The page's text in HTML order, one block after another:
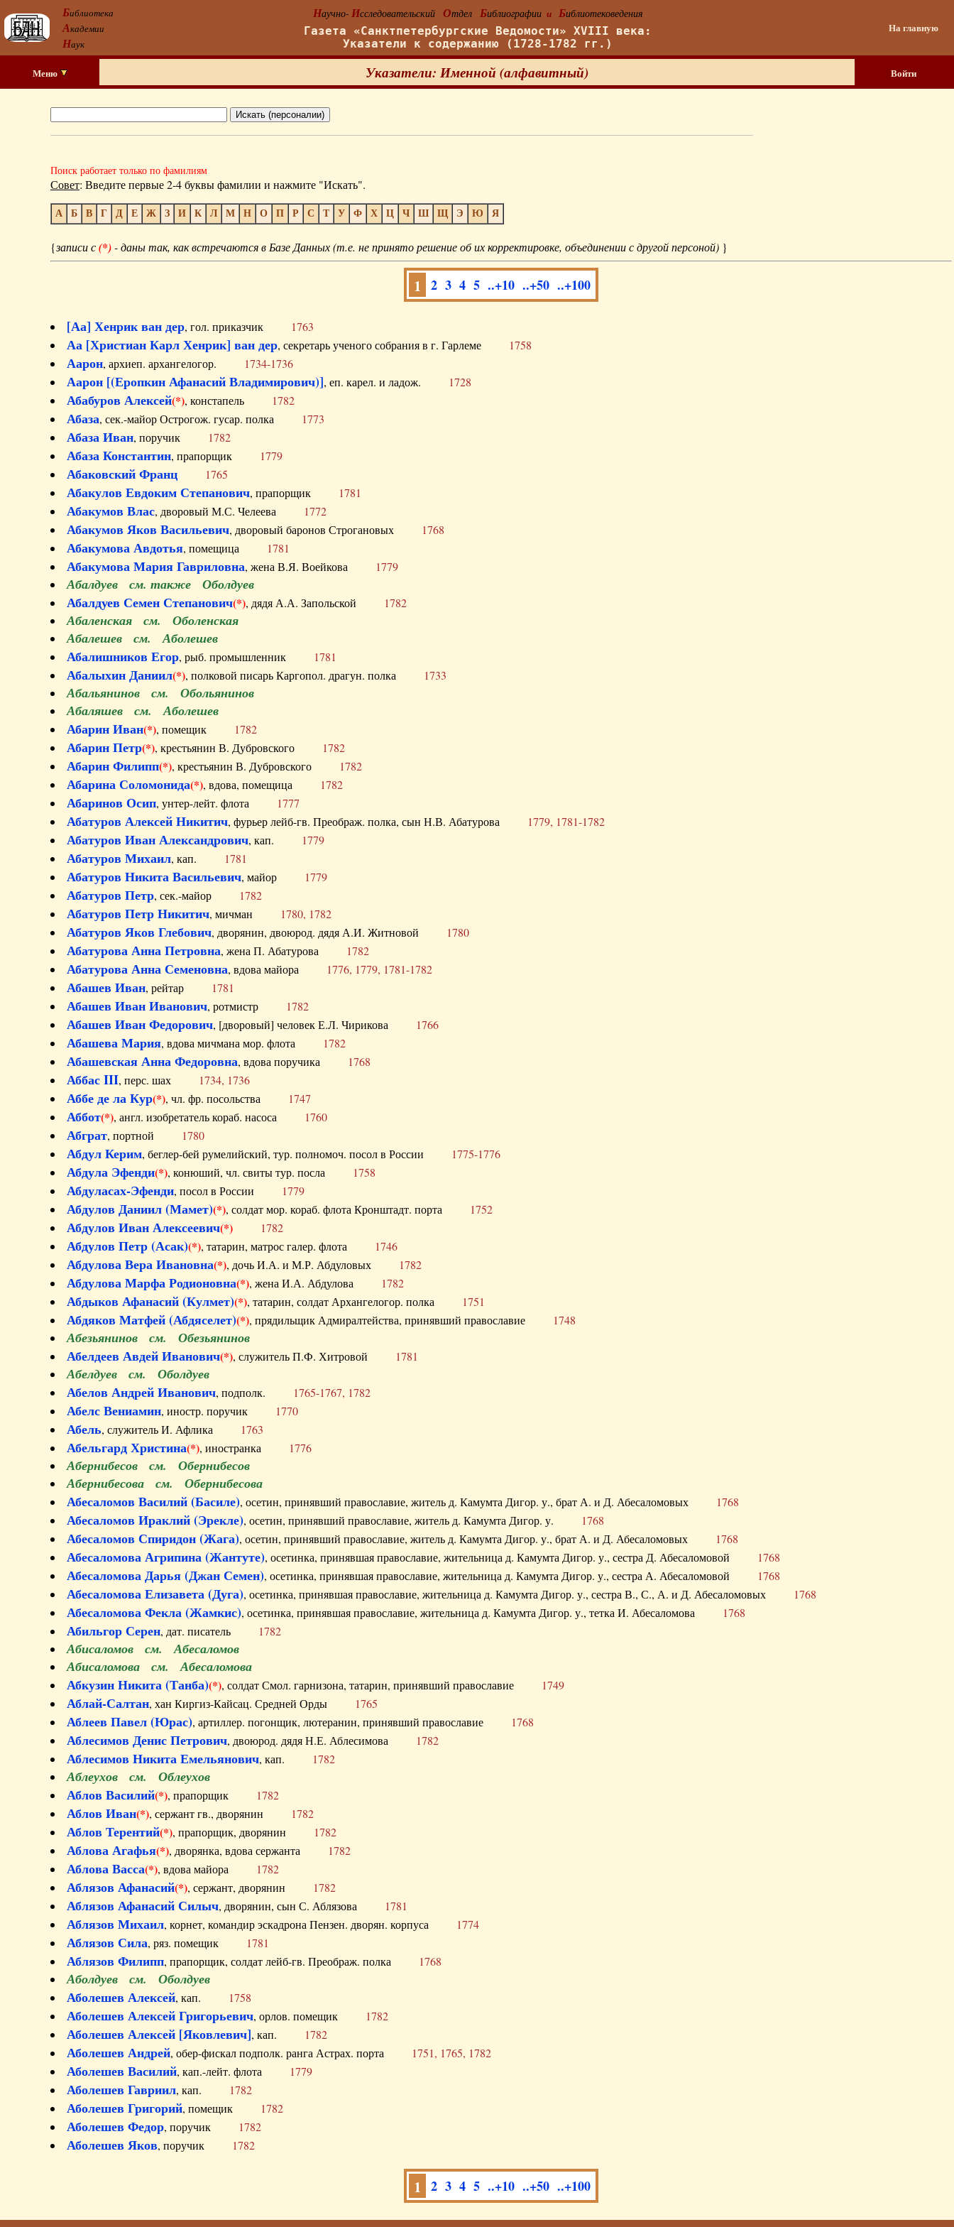
Библиотека
Академии
Наук
Научно- Исследовательский Отдел Библиографии и Библиотековедения
Газета «Санктпетербургские Ведомости» XVIII века:
Указатели к содержанию (1728-1782 гг.)
На главную
Меню Указатели: Именной (алфавитный) Войти
Поиск работает только по фамилиям
Совет: Введите первые 2-4 буквы фамилии и нажмите "Искать".
А Б В Г Д Е Ж З И К Л М Н О П Р С Т У Ф Х Ц Ч Ш Щ Э Ю Я
{записи с(*)- даны так, как встречаются в Базе Данных (т.е. не принято решение об их корректировке, объединении с другой персоной) }
1 2 3 4 5 ..+10 ..+50 ..+100
[Аа] Хенрик ван дер, гол. приказчик 1763
Аа [Христиан Карл Хенрик] ван дер, секретарь ученого собрания в г. Гарлеме 1758
Аарон, архиеп. архангелогор. 1734-1736
Аарон [(Еропкин Афанасий Владимирович)], еп. карел. и ладож. 1728
Абабуров Алексей(*), констапель 1782
Абаза, сек.-майор Острогож. гусар. полка 1773
Абаза Иван, поручик 1782
Абаза Константин, прапорщик 1779
Абаковский Франц 1765
Абакулов Евдоким Степанович, прапорщик 1781
Абакумов Влас, дворовый М.С. Челеева 1772
Абакумов Яков Васильевич, дворовый баронов Строгановых 1768
Абакумова Авдотья, помещица 1781
Абакумова Мария Гавриловна, жена В.Я. Воейкова 1779
Абалдуев см. также Оболдуев
Абалдуев Семен Степанович(*), дядя А.А. Запольской 1782
Абаленская см. Оболенская
Абалешев см. Аболешев
Абалишников Егор, рыб. промышленник 1781
Абалыхин Даниил(*), полковой писарь Каргопол. драгун. полка 1733
Абальянинов см. Обольянинов
Абаляшев см. Аболешев
Абарин Иван(*), помещик 1782
Абарин Петр(*), крестьянин В. Дубровского 1782
Абарин Филипп(*), крестьянин В. Дубровского 1782
Абарина Соломонида(*), вдова, помещица 1782
Абаринов Осип, унтер-лейт. флота 1777
Абатуров Алексей Никитич, фурьер лейб-гв. Преображ. полка, сын Н.В. Абатурова 1779, 1781-1782
Абатуров Иван Александрович, кап. 1779
Абатуров Михаил, кап. 1781
Абатуров Никита Васильевич, майор 1779
Абатуров Петр, сек.-майор 1782
Абатуров Петр Никитич, мичман 1780, 1782
Абатуров Яков Глебович, дворянин, двоюрод. дядя А.И. Житновой 1780
Абатурова Анна Петровна, жена П. Абатурова 1782
Абатурова Анна Семеновна, вдова майора 1776, 1779, 1781-1782
Абашев Иван, рейтар 1781
Абашев Иван Иванович, ротмистр 1782
Абашев Иван Федорович, [дворовый] человек Е.Л. Чирикова 1766
Абашева Мария, вдова мичмана мор. флота 1782
Абашевская Анна Федоровна, вдова поручика 1768
Аббас III, перс. шах 1734, 1736
Аббе де ла Кур(*), чл. фр. посольства 1747
Аббот(*), англ. изобретатель кораб. насоса 1760
Абграт, портной 1780
Абдул Керим, беглер-бей румелийский, тур. полномоч. посол в России 1775-1776
Абдула Эфенди(*), конюший, чл. свиты тур. посла 1758
Абдуласах-Эфенди, посол в России 1779
Абдулов Даниил (Мамет)(*), солдат мор. кораб. флота Кронштадт. порта 1752
Абдулов Иван Алексеевич(*) 1782
Абдулов Петр (Асак)(*), татарин, матрос галер. флота 1746
Абдулова Вера Ивановна(*), дочь И.А. и М.Р. Абдуловых 1782
Абдулова Марфа Родионовна(*), жена И.А. Абдулова 1782
Абдыков Афанасий (Кулмет)(*), татарин, солдат Архангелогор. полка 1751
Абдяков Матфей (Абдяселет)(*), прядильщик Адмиралтейства, принявший православие 1748
Абезьянинов см. Обезьянинов
Абелдеев Авдей Иванович(*), служитель П.Ф. Хитровой 1781
Абелдуев см. Оболдуев
Абелов Андрей Иванович, подполк. 1765-1767, 1782
Абелс Вениамин, иностр. поручик 1770
Абель, служитель И. Афлика 1763
Абельгард Христина(*), иностранка 1776
Абернибесов см. Обернибесов
Абернибесова см. Обернибесова
Абесаломов Василий (Басиле), осетин, принявший православие, житель д. Камумта Дигор. у., брат А. и Д. Абесаломовых 1768
Абесаломов Ираклий (Эрекле), осетин, принявший православие, житель д. Камумта Дигор. у. 1768
Абесаломов Спиридон (Жага), осетин, принявший православие, житель д. Камумта Дигор. у., брат А. и Д. Абесаломовых 1768
Абесаломова Агрипина (Жантуте), осетинка, принявшая православие, жительница д. Камумта Дигор. у., сестра Д. Абесаломовой 1768
Абесаломова Дарья (Джан Семен), осетинка, принявшая православие, жительница д. Камумта Дигор. у., сестра А. Абесаломовой 1768
Абесаломова Елизавета (Дуга), осетинка, принявшая православие, жительница д. Камумта Дигор. у., сестра В., С., А. и Д. Абесаломовых 1768
Абесаломова Фекла (Жамкис), осетинка, принявшая православие, жительница д. Камумта Дигор. у., тетка И. Абесаломова 1768
Абильгор Серен, дат. писатель 1782
Абисаломов см. Абесаломов
Абисаломова см. Абесаломова
Абкузин Никита (Танба)(*), солдат Смол. гарнизона, татарин, принявший православие 1749
Аблай-Салтан, хан Киргиз-Кайсац. Средней Орды 1765
Аблеев Павел (Юрас), артиллер. погонщик, лютеранин, принявший православие 1768
Аблесимов Денис Петрович, двоюрод. дядя Н.Е. Аблесимова 1782
Аблесимов Никита Емельянович, кап. 1782
Аблеухов см. Облеухов
Аблов Василий(*), прапорщик 1782
Аблов Иван(*), сержант гв., дворянин 1782
Аблов Терентий(*), прапорщик, дворянин 1782
Аблова Агафья(*), дворянка, вдова сержанта 1782
Аблова Васса(*), вдова майора 1782
Аблязов Афанасий(*), сержант, дворянин 1782
Аблязов Афанасий Силыч, дворянин, сын С. Аблязова 1781
Аблязов Михаил, корнет, командир эскадрона Пензен. дворян. корпуса 1774
Аблязов Сила, ряз. помещик 1781
Аблязов Филипп, прапорщик, солдат лейб-гв. Преображ. полка 1768
Аболдуев см. Оболдуев
Аболешев Алексей, кап. 1758
Аболешев Алексей Григорьевич, орлов. помещик 1782
Аболешев Алексей [Яковлевич], кап. 1782
Аболешев Андрей, обер-фискал подполк. ранга Астрах. порта 1751, 1765, 1782
Аболешев Василий, кап.-лейт. флота 1779
Аболешев Гавриил, кап. 1782
Аболешев Григорий, помещик 1782
Аболешев Федор, поручик 1782
Аболешев Яков, поручик 1782
1 2 3 4 5 ..+10 ..+50 ..+100